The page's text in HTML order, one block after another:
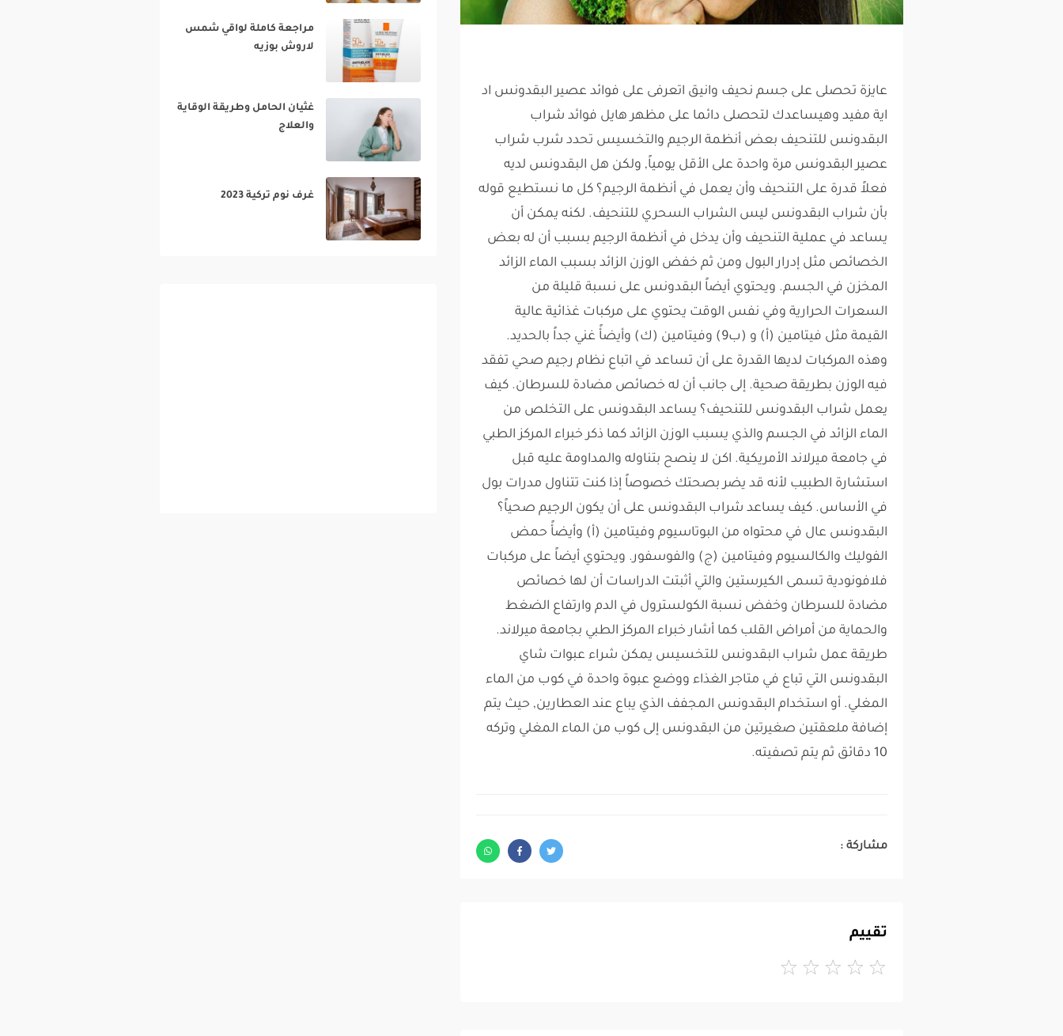
عايزة تحصلى على جسم نحيف وانيق اتعرفى على فوائد عصير البقدونس اد
اية مفيد وهيساعدك لتحصلى دائما على مظهر هايل فوائد شراب
البقدونس للتنحيف بعض أنظمة الرجيم والتخسيس تحدد شرب شراب
عصير البقدونس مرة واحدة على الأقل يومياً, ولكن هل البقدونس لديه
فعلاً قدرة على التنحيف وأن يعمل في أنظمة الرجيم؟ كل ما نستطيع قوله
بأن شراب البقدونس ليس الشراب السحري للتنحيف. لكنه يمكن أن
يساعد في عملية التنحيف وأن يدخل في أنظمة الرجيم بسبب أن له بعض
الخصائص مثل إدرار البول ومن ثم خفض الوزن الزائد بسبب الماء الزائد
المخزن في الجسم. ويحتوي أيضاً البقدونس على نسبة قليلة من
السعرات الحرارية وفي نفس الوقت يحتوي على مركبات غذائية عالية
القيمة مثل فيتامين (أ) و (ب9) وفيتامين (ك) وأيضأً غني جداً بالحديد.
وهذه المركبات لديها القدرة على أن تساعد في اتباع نظام رجيم صحي تفقد
فيه الوزن بطريقة صحية. إلى جانب أن له خصائص مضادة للسرطان. كيف
يعمل شراب البقدونس للتنحيف؟ يساعد البقدونس على التخلص من
الماء الزائد في الجسم والذي يسبب الوزن الزائد كما ذكر خبراء المركز الطبي
في جامعة ميرلاند الأمريكية. اكن لا ينصح بتناوله والمداومة عليه قبل
استشارة الطبيب لأنه قد يضر بصحتك خصوصاً إذا كنت تتناول مدرات بول
في الأساس. كيف يساعد شراب البقدونس على أن يكون الرجيم صحياً؟
البقدونس عال في محتواه من البوتاسيوم وفيتامين (أ) وأيضأً حمض
الفوليك والكالسيوم وفيتامين (ج) والفوسفور. ويحتوي أيضاً على مركبات
فلافونودية تسمى الكيرستين والتي أثبتت الدراسات أن لها خصائص
مضادة للسرطان وخفض نسبة الكولسترول في الدم وارتفاع الضغط
والحماية من أمراض القلب كما أشار خبراء المركز الطبي بجامعة ميرلاند.
طريقة عمل شراب البقدونس للتخسيس يمكن شراء عبوات شاي
البقدونس التي تباع في متاجر الغذاء ووضع عبوة واحدة في كوب من الماء
المغلي. أو استخدام البقدونس المجفف الذي يباع عند العطارين, حيث يتم
إضافة ملعقتين صغيرتين من البقدونس إلى كوب من الماء المغلي وتركه
10 دقائق ثم يتم تصفيته.
مشاركة :
تقييم
مراجعة كاملة لواقي شمس
لاروش بوزيه‎
غثيان الحامل وطريقة الوقاية
والعلاج‎
غرف نوم تركية 2023‎